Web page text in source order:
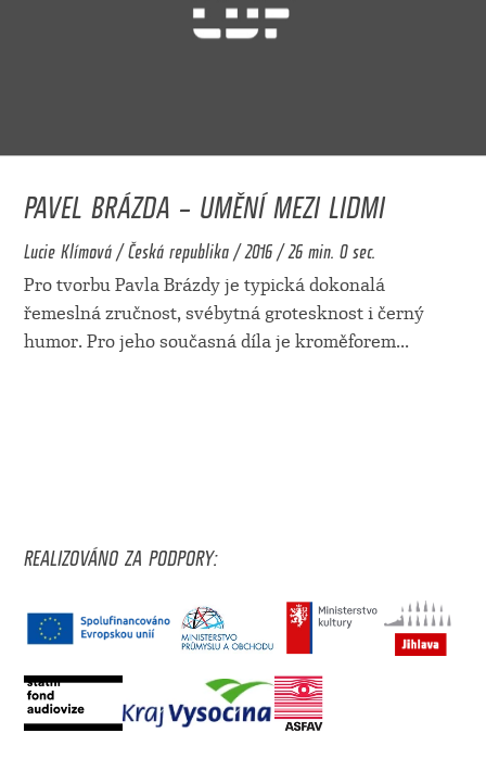
PAVEL BRÁZDA – UMĚNÍ MEZI LIDMI
Lucie Klímová / Česká republika / 2016 / 26 min. 0 sec.
Pro tvorbu Pavla Brázdy je typická dokonalá
řemeslná zručnost, svébytná grotesknost i černý
humor. Pro jeho současná díla je kroměforem...
REALIZOVÁNO ZA PODPORY: